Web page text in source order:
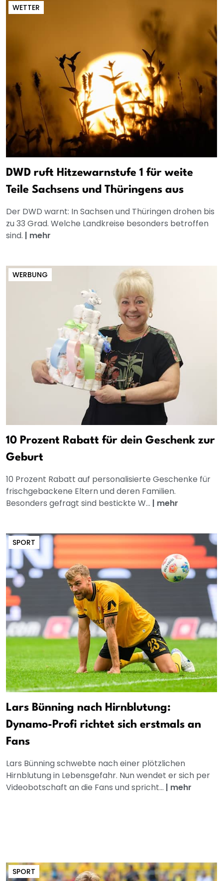
WETTER
DWD ruft Hitzewarnstufe 1 für weite
Teile Sachsens und Thüringens aus
Der DWD warnt: In Sachsen und Thüringen drohen bis
zu 33 Grad. Welche Landkreise besonders betroffen
sind. | mehr
WERBUNG
10 Prozent Rabatt für dein Geschenk zur
Geburt
10 Prozent Rabatt auf personalisierte Geschenke für
frischgebackene Eltern und deren Familien.
Besonders gefragt sind bestickte W... | mehr
SPORT
Lars Bünning nach Hirnblutung:
Dynamo-Profi richtet sich erstmals an
Fans
Lars Bünning schwebte nach einer plötzlichen
Hirnblutung in Lebensgefahr. Nun wendet er sich per
Videobotschaft an die Fans und spricht... | mehr
SPORT